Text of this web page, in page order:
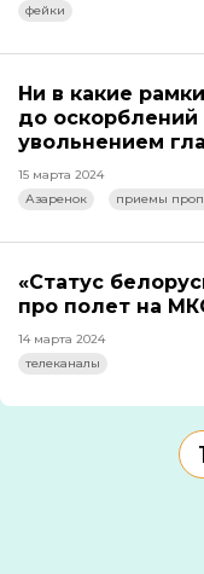
фейки
Ни в какие
до оскорблений
увольнением
15 марта 2024
Азаренок
приемы
«Статус
про полет на
14 марта 2024
телеканалы
1